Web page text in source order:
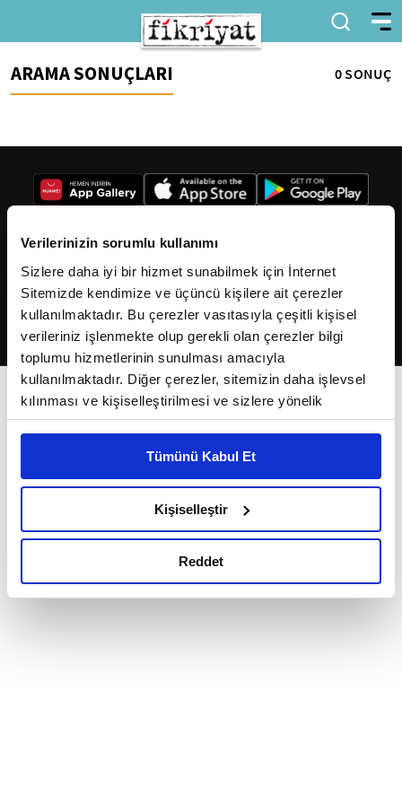
Verilerinizin sorumlu kullanımı
Sizlere daha iyi bir hizmet sunabilmek için İnternet
Sitemizde kendimize ve üçüncü kişilere ait çerezler
kullanılmaktadır. Bu çerezler vasıtasıyla çeşitli kişisel
verileriniz işlenmekte olup gerekli olan çerezler bilgi
toplumu hizmetlerinin sunulması amacıyla
kullanılmaktadır. Diğer çerezler, sitemizin daha işlevsel
kılınması ve kişiselleştirilmesi ve sizlere yönelik
reklam/pazarlama faaliyetlerinin yapılması, amaçlarıyla
Çerezlere ilişkin tercihlerinizi çerez paneli vasıtasıyla
belirleyebilirsiniz. Çerezlere ilişkin detaylı bilgi için
Ayarlar butonuna tıklayabilir,Çerez Bilgilendirme
Metnimizi ziyaret edebilirsiniz.
okumak ve sitemizi ziyaretiniz kapsamında
Tümünü Kabul Et
Kişiselleştir
Reddet
ARAMA SONUÇLARI 0 SONUÇ
2026Fikriyat. Tüm hakları saklıdır.